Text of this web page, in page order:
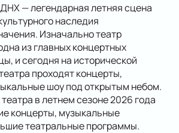
— легендарная летняя сцена
наследия
Изначально театр
из главных концертных
и сегодня на исторической
проходят концерты,
шоу под открытым небом.
в летнем сезоне 2026 года
концерты, музыкальные
театральные программы.